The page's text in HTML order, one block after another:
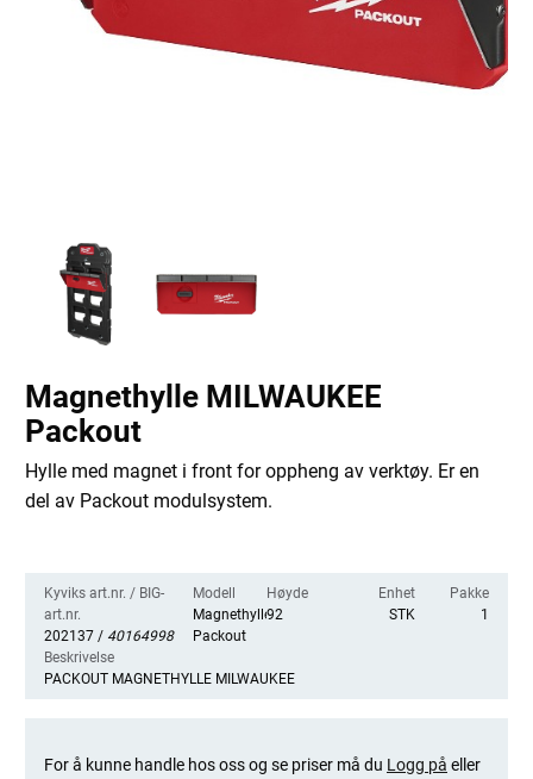
Magnethylle MILWAUKEE
Packout
Hylle med magnet i front for oppheng av verktøy. Er en
del av Packout modulsystem.
Kyviks art.nr. / BIG-
art.nr.
202137 / 40164998
Modell
Magnethylle
Packout
Høyde
92
Enhet
STK
Pakke
1
Beskrivelse
PACKOUT MAGNETHYLLE MILWAUKEE
For å kunne handle hos oss og se priser må du Logg på eller